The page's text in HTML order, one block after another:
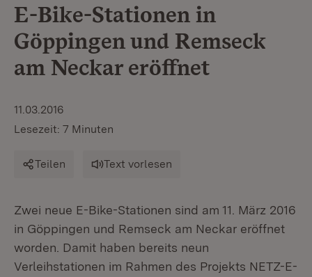
E-Bike-Stationen in
Göppingen und Remseck
am Neckar eröffnet
11.03.2016
Lesezeit: 7 Minuten
Teilen Text vorlesen
Zwei neue E-Bike-Stationen sind am 11. März 2016
in Göppingen und Remseck am Neckar eröffnet
worden. Damit haben bereits neun
Verleihstationen im Rahmen des Projekts NETZ-E-